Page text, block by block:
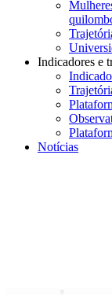
Indicadores e
Notícias